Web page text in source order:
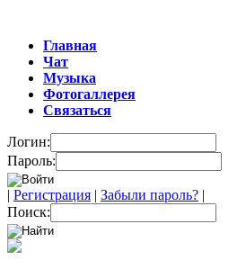
Главная
Чат
Музыка
Фотогаллерея
Связаться
Логин:
Пароль:
| Регистрация | Забыли пароль? |
Поиск: